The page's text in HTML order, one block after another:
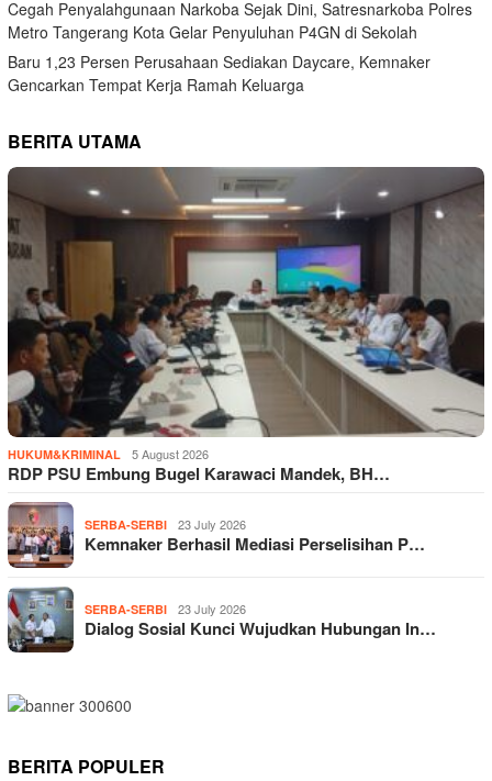
Cegah Penyalahgunaan Narkoba Sejak Dini, Satresnarkoba Polres
Metro Tangerang Kota Gelar Penyuluhan P4GN di Sekolah
Baru 1,23 Persen Perusahaan Sediakan Daycare, Kemnaker
Gencarkan Tempat Kerja Ramah Keluarga
BERITA UTAMA
HUKUM&KRIMINAL 5 August 2026
RDP PSU Embung Bugel Karawaci Mandek, BH…
SERBA-SERBI 23 July 2026
Kemnaker Berhasil Mediasi Perselisihan P…
SERBA-SERBI 23 July 2026
Dialog Sosial Kunci Wujudkan Hubungan In…
BERITA POPULER